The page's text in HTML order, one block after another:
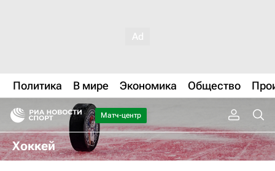
Политика В мире Экономика Общество
Матч-центр
Хоккей